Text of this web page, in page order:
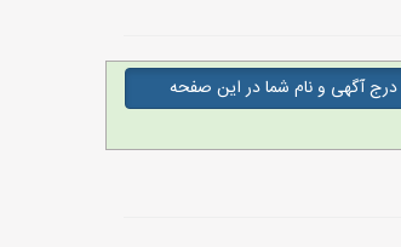
درج آگهی و نام شما در این صفحه